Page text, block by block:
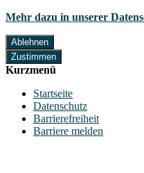
Mehr dazu in unserer
Ablehnen
Zustimmen
Kurzmenü
Startseite
Datenschutz
Barrierefreiheit
Barriere melden